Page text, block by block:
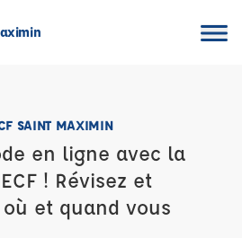
SAINT MAXIMIN
en ligne avec la
! Révisez et
et quand vous